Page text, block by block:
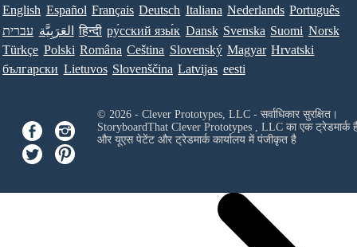
English Español Français Deutsch Italiana Nederlands Português
עברית العَرَبِيَّة हिन्दी ру́сский язы́к Dansk Svenska Suomi Norsk
Türkçe Polski Româna Ceština Slovenský Magyar Hrvatski
български Lietuvos Slovenščina Latvijas eesti
© 2026 - Clever Prototypes, LLC - सर्वाधिकार सुरक्षित।
StoryboardThat Clever Prototypes , LLCका एक ट्रेडमार्क
और यूएस पेटेंट और ट्रेडमार्क कार्यालय में पंजीकृत है